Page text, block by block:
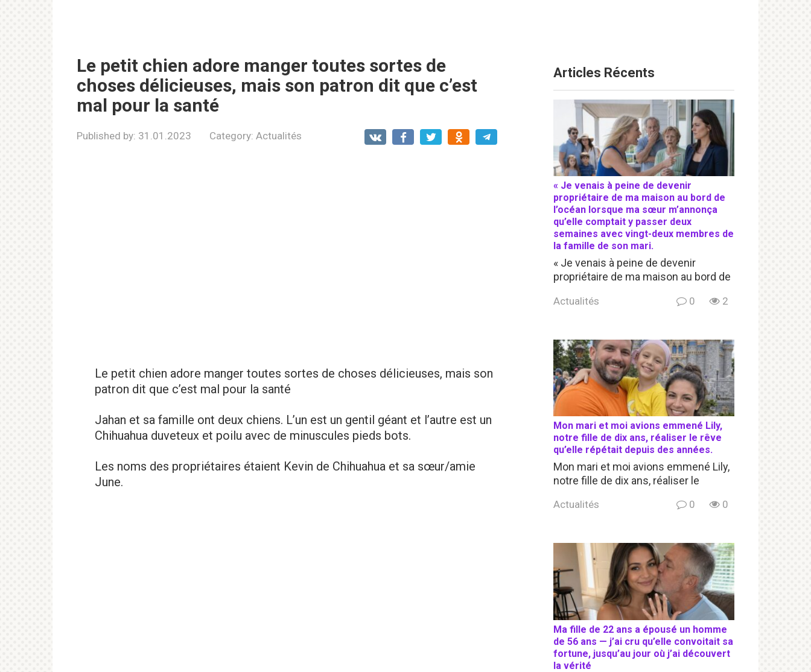
Le petit chien adore manger toutes sortes de
choses délicieuses, mais son patron dit que c’est
mal pour la santé
Published by: 31.01.2023 Category: Actualités
Le petit chien adore manger toutes sortes de choses délicieuses, mais son
patron dit que c’est mal pour la santé
Jahan et sa famille ont deux chiens. L’un est un gentil géant et l’autre est un
Chihuahua duveteux et poilu avec de minuscules pieds bots.
Les noms des propriétaires étaient Kevin de Chihuahua et sa sœur/amie
June.
Articles Récents
« Je venais à peine de devenir
propriétaire de ma maison au bord de
l’océan lorsque ma sœur m’annonça
qu’elle comptait y passer deux
semaines avec vingt-deux membres de
la famille de son mari.
« Je venais à peine de devenir
propriétaire de ma maison au bord de
Actualités 0 2
Mon mari et moi avions emmené Lily,
notre fille de dix ans, réaliser le rêve
qu’elle répétait depuis des années.
Mon mari et moi avions emmené Lily,
notre fille de dix ans, réaliser le
Actualités 0 0
Ma fille de 22 ans a épousé un homme
de 56 ans — j’ai cru qu’elle convoitait sa
fortune, jusqu’au jour où j’ai découvert
la vérité